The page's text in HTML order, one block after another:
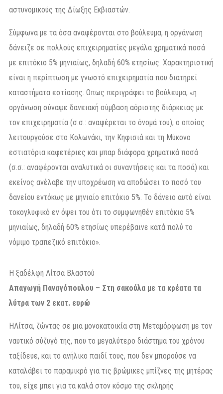
αστυνομικούς της Δίωξης Εκβιαστών.
Σύμφωνα με τα όσα αναφέρονται στο βούλευμα, η οργάνωση
δάνειζε σε πολλούς επιχειρηματίες μεγάλα χρηματικά ποσά
με επιτόκιο 5% μηνιαίως, δηλαδή 60% ετησίως. Χαρακτηριστική
είναι η περίπτωση με γνωστό επιχειρηματία που διατηρεί
καταστήματα εστίασης. Οπως περιγράφει το βούλευμα, «η
οργάνωση σύναψε δανειακή σύμβαση αόριστης διάρκειας με
τον επιχειρηματία (σ.σ.: αναφέρεται το όνομά του), ο οποίος
λειτουργούσε στο Κολωνάκι, την Κηφισιά και τη Μύκονο
εστιατόρια καφετέριες και μπαρ διάφορα χρηματικά ποσά
(σ.σ.: αναφέρονται αναλυτικά οι συναντήσεις και τα ποσά) και
εκείνος ανέλαβε την υποχρέωση να αποδώσει το ποσό του
δανείου εντόκως με μηνιαίο επιτόκιο 5%. Το δάνειο αυτό είναι
τοκογλυφικό εν όψει του ότι το συμφωνηθέν επιτόκιο 5%
μηνιαίως, δηλαδή 60% ετησίως υπερέβαινε κατά πολύ το
νόμιμο τραπεζικό επιτόκιο».
Η ξαδέλφη Λίτσα Βλαστού
Απαγωγή Παναγόπουλου – Στη σακούλα με τα κρέατα τα
λύτρα των 2 εκατ. ευρώ
ΗΛίτσα, ζώντας σε μια μονοκατοικία στη Μεταμόρφωση με τον
ναυτικό σύζυγό της, που το μεγαλύτερο διάστημα του χρόνου
ταξίδευε, και το ανήλικο παιδί τους, που δεν μπορούσε να
καταλάβει το παραμικρό για τις βρώμικες μπίζνες της μητέρας
του, είχε μπει για τα καλά στον κόσμο της σκληρής